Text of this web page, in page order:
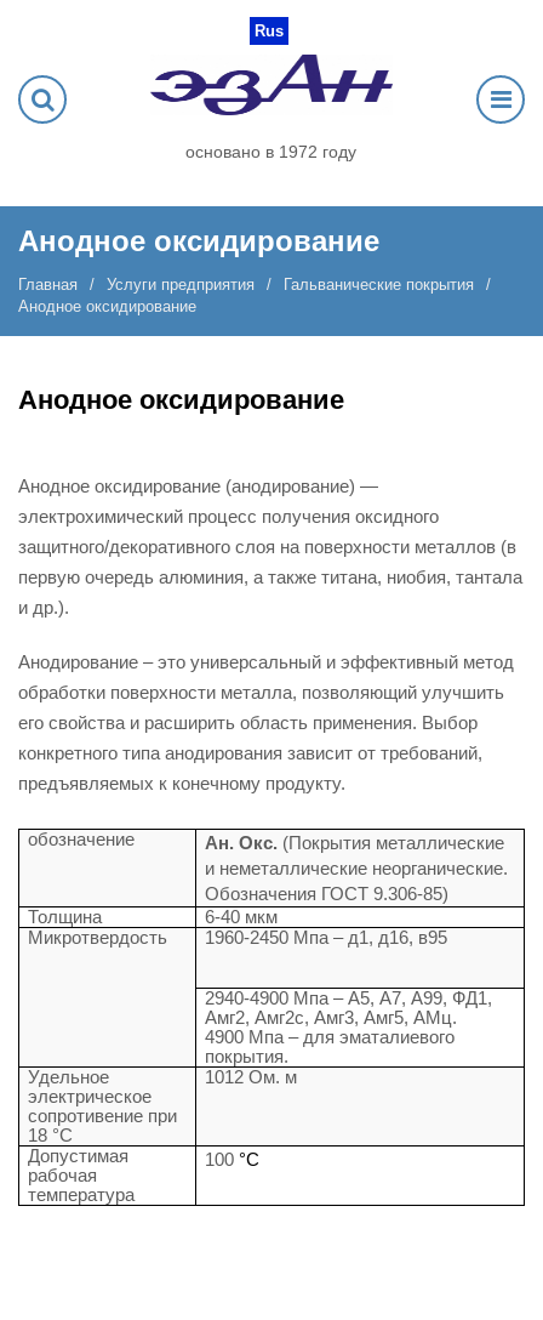
Rus
основано в 1972 году
Анодное оксидирование
Главная Услуги предприятия
Гальванические покрытия
Анодное оксидирование
Анодное оксидирование
Анодное оксидирование (анодирование) —
электрохимический процесс получения оксидного
защитного/декоративного слоя на поверхности металлов (в
первую очередь алюминия, а также титана, ниобия, тантала
и др.).
Анодирование – это универсальный и эффективный метод
обработки поверхности металла, позволяющий улучшить
его свойства и расширить область применения. Выбор
конкретного типа анодирования зависит от требований,
предъявляемых к конечному продукту.
обозначение Ан. Окс. (Покрытия металлические
и неметаллические неорганические.
Обозначения ГОСТ 9.306-85)
Толщина
6-40 мкм
Микротвердость
1960-2450 Мпа – д1, д16, в95
2940-4900 Мпа – А5, А7, А99, ФД1,
Амг2, Амг2с, Амг3, Амг5, АМц.
4900 Мпа – для эматалиевого
покрытия.
Удельное
электрическое
сопротивение при
18 °С
1012 Ом. м
Допустимая
рабочая
температура
100 °С